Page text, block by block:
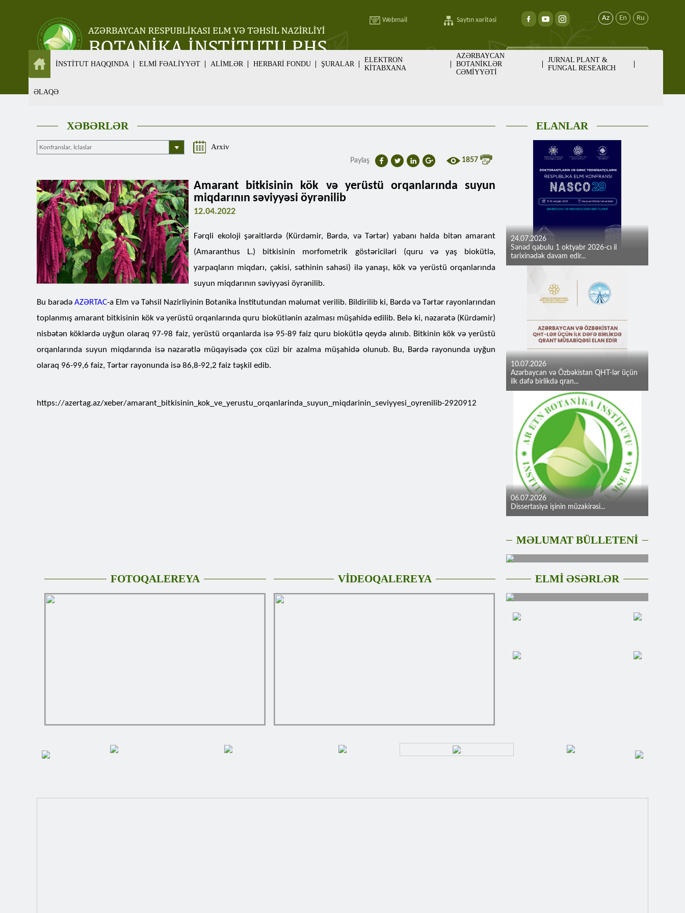
Webmail Saytın xəritəsi Az En Ru
İNSTİTUT HAQQINDA ELMİ FƏALİYYƏT ALİMLƏR HERBARİ FONDU ŞURALAR
ELEKTRON
KİTABXANA
AZƏRBAYCAN
BOTANİKLƏR
CƏMİYYƏTİ
JURNAL PLANT &
FUNGAL RESEARCH
ƏLAQƏ
XƏBƏRLƏR
Arxiv
Paylaş 1857
Amarant bitkisinin kök və yerüstü orqanlarında suyun
miqdarının səviyyəsi öyrənilib
12.04.2022
Fərqli ekoloji şəraitlərdə (Kürdəmir, Bərdə, və Tərtər) yabanı halda bitən amarant
(Amaranthus L.) bitkisinin morfometrik göstəriciləri (quru və yaş biokütlə,
yarpaqların miqdarı, çəkisi, səthinin sahəsi) ilə yanaşı, kök və yerüstü orqanlarında
suyun miqdarının səviyyəsi öyrənilib.
Bu barədə AZƏRTAC-a Elm və Təhsil Nazirliyinin Botanika İnstitutundan məlumat verilib. Bildirilib ki, Bərdə və Tərtər rayonlarından
toplanmış amarant bitkisinin kök və yerüstü orqanlarında quru biokütlənin azalması müşahidə edilib. Belə ki, nəzarətə (Kürdəmir)
nisbətən köklərdə uyğun olaraq 97-98 faiz, yerüstü orqanlarda isə 95-89 faiz quru biokütlə qeydə alınıb. Bitkinin kök və yerüstü
orqanlarında suyun miqdarında isə nəzarətlə müqayisədə çox cüzi bir azalma müşahidə olunub. Bu, Bərdə rayonunda uyğun
olaraq 96-99,6 faiz, Tərtər rayonunda isə 86,8-92,2 faiz təşkil edib.
https://azertag.az/xeber/amarant_bitkisinin_kok_ve_yerustu_orqanlarinda_suyun_miqdarinin_seviyyesi_oyrenilib-2920912
ELANLAR
24.07.2026
Sənəd qəbulu 1 oktyabr 2026-cı il
tarixinədək davam edir...
10.07.2026
Azərbaycan və Özbəkistan QHT-lər üçün
ilk dəfə birlikdə qran...
06.07.2026
Dissertasiya işinin müzakirəsi...
MƏLUMAT BÜLLETENİ
FOTOQALEREYA VİDEOQALEREYA ELMİ ƏSƏRLƏR